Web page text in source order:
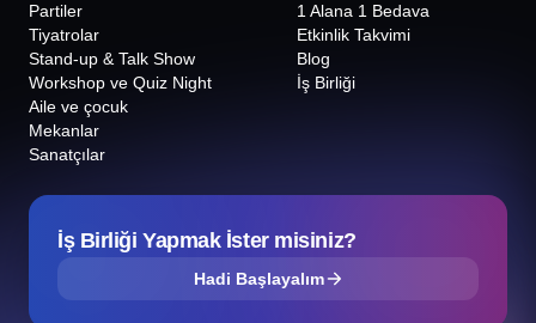
Partiler
Tiyatrolar
Stand-up & Talk Show
Workshop ve Quiz Night
Aile ve çocuk
Mekanlar
Sanatçılar
1 Alana 1 Bedava
Etkinlik Takvimi
Blog
İş Birliği
İş Birliği Yapmak İster misiniz?
Hadi Başlayalım